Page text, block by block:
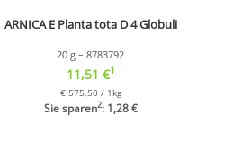
ARNICA E Planta tota D 4 Globuli
20 g – 8783792
11,51 €1
€ 575,50 / 1kg
Sie sparen2: 1,28 €